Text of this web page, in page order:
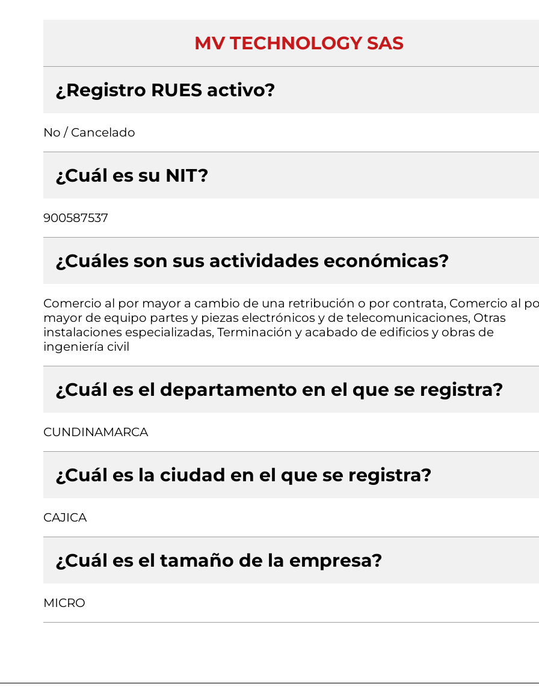
MV TECHNOLOGY SAS
¿Registro RUES activo?
No / Cancelado
¿Cuál es su NIT?
900587537
¿Cuáles son sus actividades económicas?
Comercio al por mayor a cambio de una retribución o por contrata, Comercio al
mayor de equipo partes y piezas electrónicos y de telecomunicaciones, Otras
instalaciones especializadas, Terminación y acabado de edificios y obras de
ingeniería civil
¿Cuál es el departamento en el que se registra?
CUNDINAMARCA
¿Cuál es la ciudad en el que se registra?
CAJICA
¿Cuál es el tamaño de la empresa?
MICRO